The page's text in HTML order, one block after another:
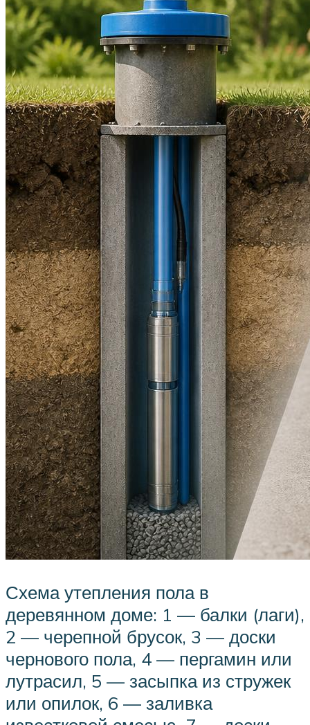
Схема утепления пола в
деревянном доме: 1 — балки (лаги),
2 — черепной брусок, 3 — доски
чернового пола, 4 — пергамин или
лутрасил, 5 — засыпка из стружек
или опилок, 6 — заливка